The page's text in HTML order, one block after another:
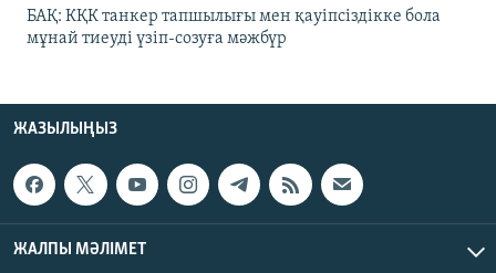
БАҚ: КҚК танкер тапшылығы мен қауіпсіздікке бола
мұнай тиеуді үзіп-созуға мәжбүр
ЖАЗЫЛЫҢЫЗ
ЖАЛПЫ МӘЛІМЕТ